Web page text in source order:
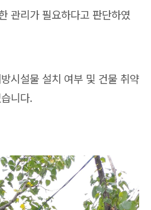
관리가 필요하다고 판단하였
시설물 설치 여부 및 건물 취약
니다.